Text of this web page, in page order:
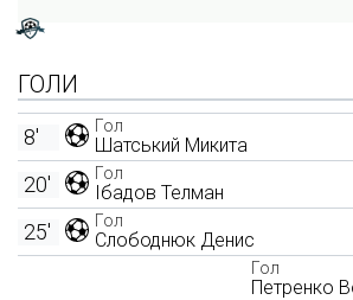
ГОЛИ
Гол
Шатський Микита
8'
Гол
Ібадов Телман
20'
Гол
Слободнюк Денис
25'
Гол
Петренко